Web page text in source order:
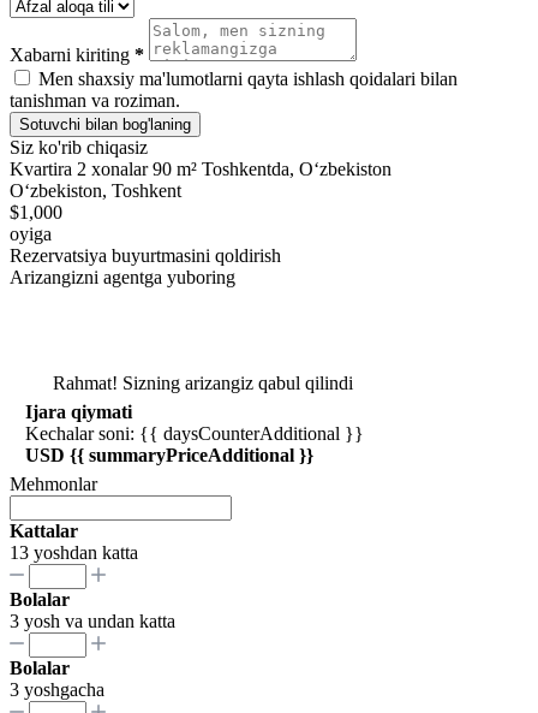
Xabarni kiriting *
Men shaxsiy ma'lumotlarni qayta ishlash qoidalari bilan
tanishman va roziman.
Sotuvchi bilan bog'laning
Siz ko'rib chiqasiz
Kvartira 2 xonalar 90 m² Toshkentda, Oʻzbekiston
Oʻzbekiston, Toshkent
$1,000
oyiga
Rezervatsiya buyurtmasini qoldirish
Arizangizni agentga yuboring
Rahmat! Sizning arizangiz qabul qilindi
Ijara qiymati
Kechalar soni: {{ daysCounterAdditional }}
USD {{ summaryPriceAdditional }}
Mehmonlar
Kattalar
13 yoshdan katta
Bolalar
3 yosh va undan katta
Bolalar
3 yoshgacha